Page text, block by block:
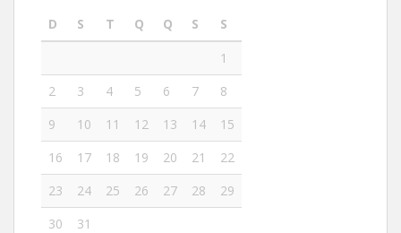
D
S T Q Q S
S
1
2
3 4 5 6 7
8
9
10 11 12 13 14
15
16
17 18 19 20 21
22
23
24 25 26 27 28
29
30
31